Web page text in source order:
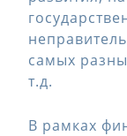
самых
т.д.
В рамках